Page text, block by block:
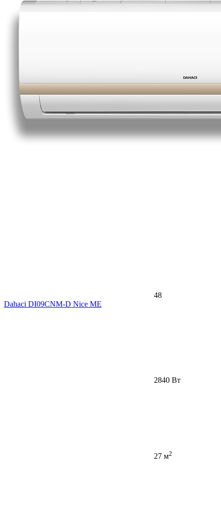
48
Dahaci DI09CNM-D Nice ME
2840 Вт
27 м2